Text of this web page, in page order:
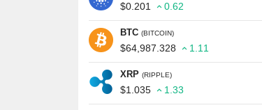
$0.201 0.62
BTC (BITCOIN)
$64,987.328 1.11
XRP (RIPPLE)
$1.035 1.33